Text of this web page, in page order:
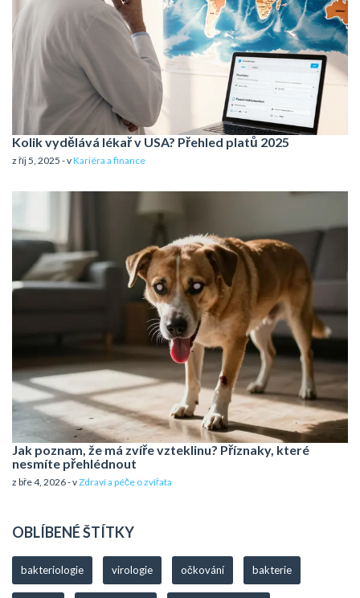
Kolik vydělává lékař v USA? Přehled platů 2025
z říj 5, 2025 - vKariéra a finance
Jak poznam, že má zvíře vzteklinu? Příznaky, které
nesmíte přehlédnout
z bře 4, 2026 - vZdraví a péče o zvířata
OBLÍBENÉ ŠTÍTKY
bakteriologie virologie očkování bakterie